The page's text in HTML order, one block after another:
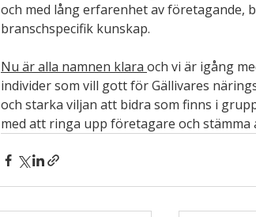
och med lång erfarenhet av företagande,
branschspecifik kunskap.
Nu är alla namnen klara och vi är igång
individer som vill gott för Gällivares
och starka viljan att bidra som finns i
med att ringa upp företagare och stämma